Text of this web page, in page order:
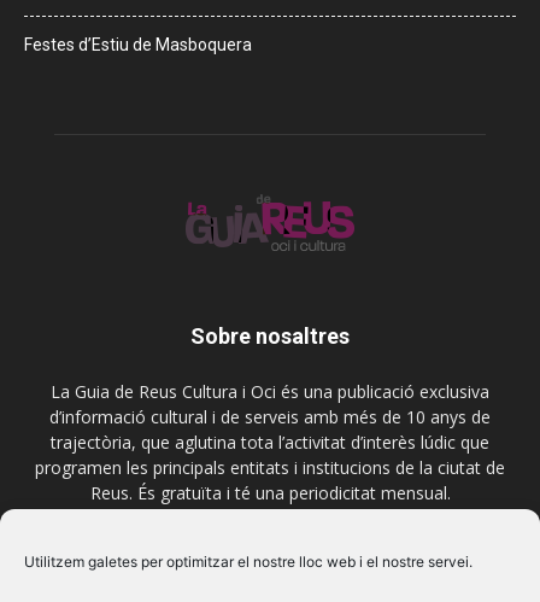
Utilitzem galetes per optimitzar el nostre lloc web i el nostre servei.
Festes d’Estiu de Masboquera
Sobre nosaltres
La Guia de Reus Cultura i Oci és una publicació exclusiva
d’informació cultural i de serveis amb més de 10 anys de
trajectòria, que aglutina tota l’activitat d’interès lúdic que
programen les principals entitats i institucions de la ciutat de
Reus. És gratuïta i té una periodicitat mensual.